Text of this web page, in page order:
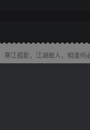
练习题
寒江孤影，江湖故人，相逢何